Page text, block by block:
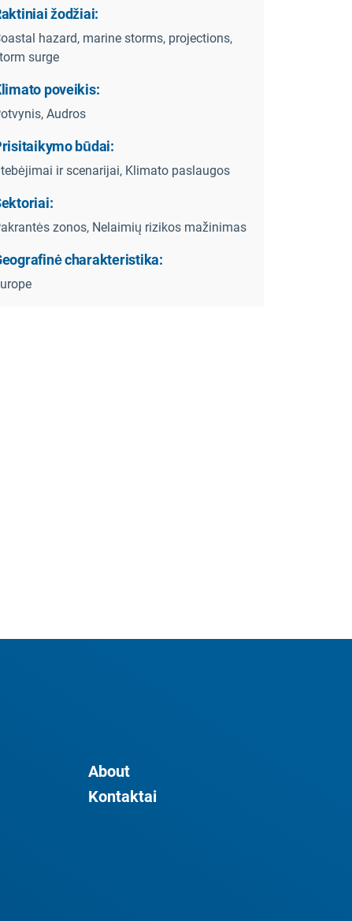
žodžiai:
hazard, marine storms, projections,
surge
poveikis:
Audros
būdai:
ir scenarijai, Klimato paslaugos
zonos, Nelaimių rizikos mažinimas
charakteristika:
About
Kontaktai